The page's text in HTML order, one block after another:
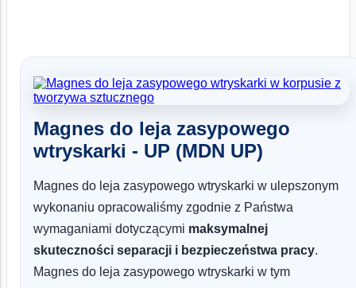
Magnes do leja zasypowego
wtryskarki - UP (MDN UP)
Magnes do leja zasypowego wtryskarki w ulepszonym
wykonaniu opracowaliśmy zgodnie z Państwa
wymaganiami dotyczącymi maksymalnej
skuteczności separacji i bezpieczeństwa pracy.
Magnes do leja zasypowego wtryskarki w tym